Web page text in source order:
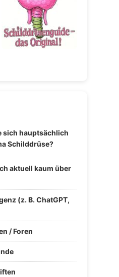
sich hauptsächlich
Schilddrüse?
aktuell kaum über
(z. B. ChatGPT,
/ Foren